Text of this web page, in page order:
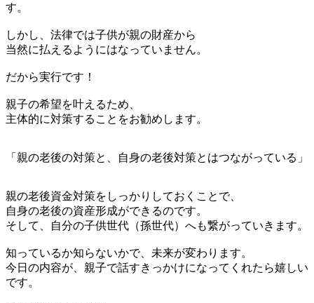
す。
しかし、法律では子供が親の財産から
当然に払えるようにはなっていません。
だから実行です！
親子の希望を叶えるため、
主体的に対策することをお勧めします。
「親の老後の対策と、自身の老後対策とはつながっている」
親の老後資金対策をしっかりしておくことで、
自身の老後の資産形成ができるのです。
そして、自分の子供世代（孫世代）へも繋がっていきます。
知っているか知らないかで、未来が変わります。
今日の内容が、親子で話すきっかけになってくれたら嬉しい
です。